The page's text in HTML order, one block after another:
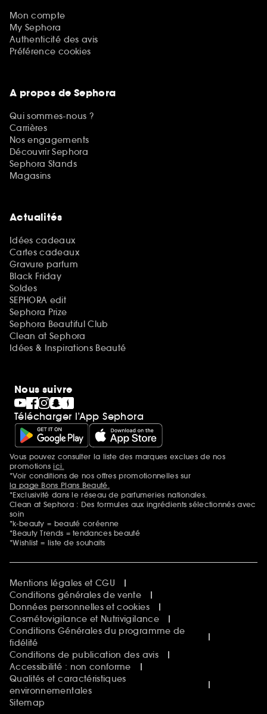
Mon compte
My Sephora
Authenticité des avis
Préférence cookies
A propos de Sephora
Qui sommes-nous ?
Carrières
Nos engagements
Découvrir Sephora
Sephora Stands
Magasins
Actualités
Idées cadeaux
Cartes cadeaux
Gravure parfum
Black Friday
Soldes
SEPHORA edit
Sephora Prize
Sephora Beautiful Club
Clean at Sephora
Idées & Inspirations Beauté
Nous suivre
Télécharger l’App Sephora
Mentions additionnelles
Vous pouvez consulter la liste des marques exclues de nos
promotionsici.
*Voir conditions de nos offres promotionnelles sur
la page Bons Plans Beauté.
*Exclusivité dans le réseau de parfumeries nationales.
Clean at Sephora : Des formules aux ingrédients sélectionnés avec
soin
*k-beauty = beauté coréenne
*Beauty Trends = tendances beauté
*Wishlist = liste de souhaits
Mentions légales et CGU
Conditions générales de vente
Données personnelles et cookies
Cosmétovigilance et Nutrivigilance
Conditions Générales du programme de
fidélité
Conditions de publication des avis
Accessibilité : non conforme
Qualités et caractéristiques
environnementales
Sitemap